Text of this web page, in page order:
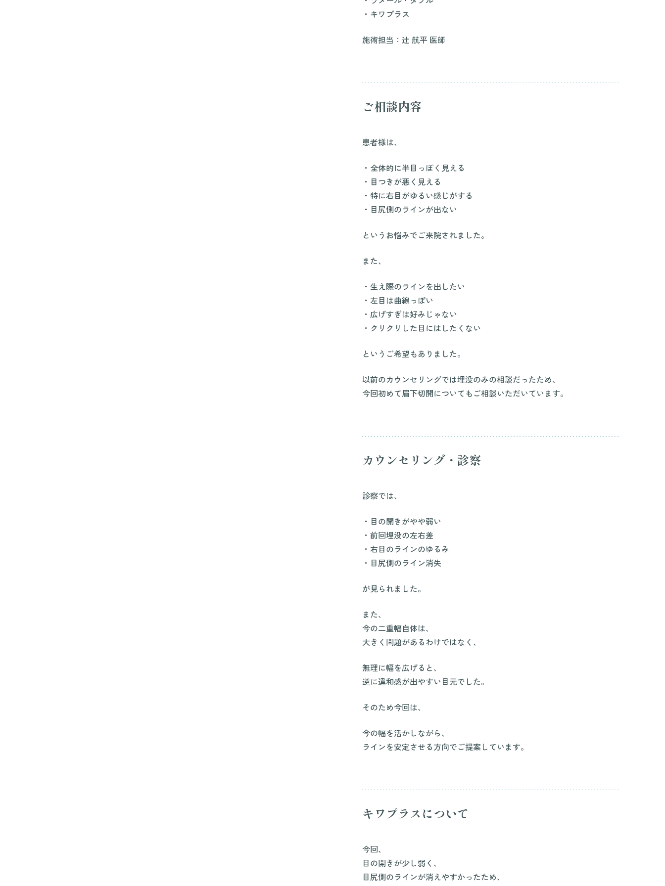
・キワプラス
施術担当：辻 航平 医師
ご相談内容
患者様は、
・全体的に半目っぽく見える
・目つきが悪く見える
・特に右目がゆるい感じがする
・目尻側のラインが出ない
というお悩みでご来院されました。
また、
・生え際のラインを出したい
・左目は曲線っぽい
・広げすぎは好みじゃない
・クリクリした目にはしたくない
というご希望もありました。
以前のカウンセリングでは埋没のみの相談だったため、
今回初めて眉下切開についてもご相談いただいています。
カウンセリング・診察
診察では、
・目の開きがやや弱い
・前回埋没の左右差
・右目のラインのゆるみ
・目尻側のライン消失
が見られました。
また、
今の二重幅自体は、
大きく問題があるわけではなく、
無理に幅を広げると、
逆に違和感が出やすい目元でした。
そのため今回は、
今の幅を活かしながら、
ラインを安定させる方向でご提案しています。
キワプラスについて
今回、
目の開きが少し弱く、
目尻側のラインが消えやすかったため、